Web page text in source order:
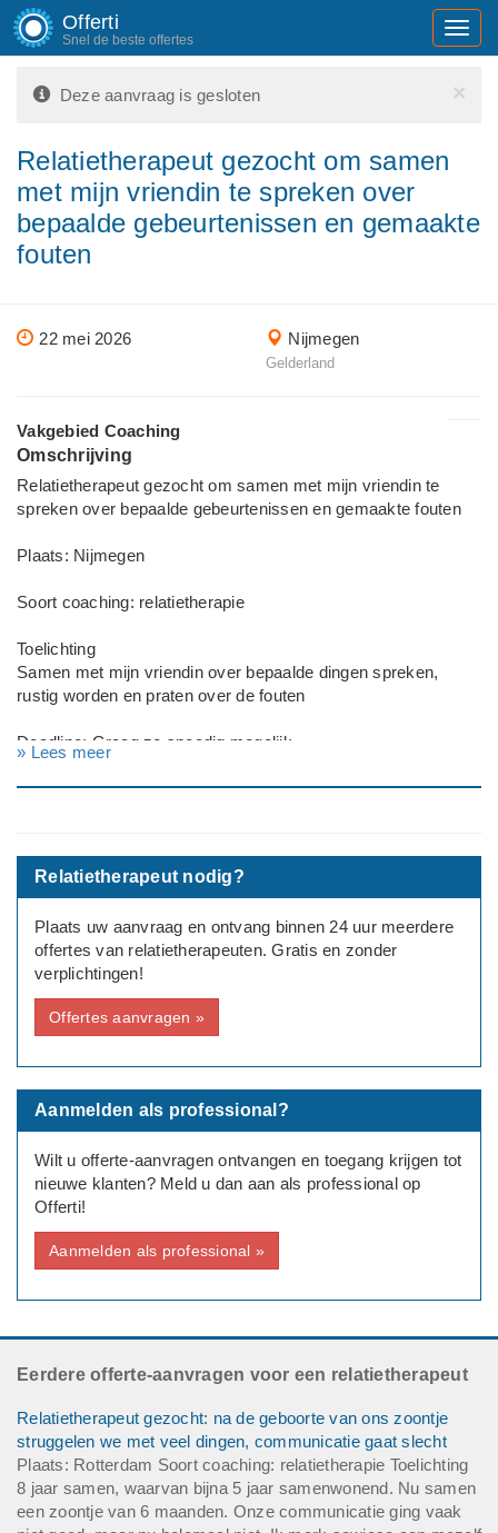
Offerti
Snel de beste offertes
×
Deze aanvraag is gesloten
Relatietherapeut gezocht om samen
met mijn vriendin te spreken over
bepaalde gebeurtenissen en gemaakte
fouten
22 mei 2026 Nijmegen
Gelderland
Vakgebied Coaching
Omschrijving
Relatietherapeut gezocht om samen met mijn vriendin te
spreken over bepaalde gebeurtenissen en gemaakte fouten
Plaats: Nijmegen
Soort coaching: relatietherapie
Toelichting
Samen met mijn vriendin over bepaalde dingen spreken,
rustig worden en praten over de fouten
Deadline: Graag zo spoedig mogelijk
» Lees meer
Relatietherapeut nodig?
Plaats uw aanvraag en ontvang binnen 24 uur meerdere
offertes van relatietherapeuten. Gratis en zonder
verplichtingen!
Offertes aanvragen »
Aanmelden als professional?
Wilt u offerte-aanvragen ontvangen en toegang krijgen tot
nieuwe klanten? Meld u dan aan als professional op
Offerti!
Aanmelden als professional »
Eerdere offerte-aanvragen voor een relatietherapeut
Relatietherapeut gezocht: na de geboorte van ons zoontje
struggelen we met veel dingen, communicatie gaat slecht
Plaats: Rotterdam Soort coaching: relatietherapie Toelichting
8 jaar samen, waarvan bijna 5 jaar samenwonend. Nu samen
een zoontje van 6 maanden. Onze communicatie ging vaak